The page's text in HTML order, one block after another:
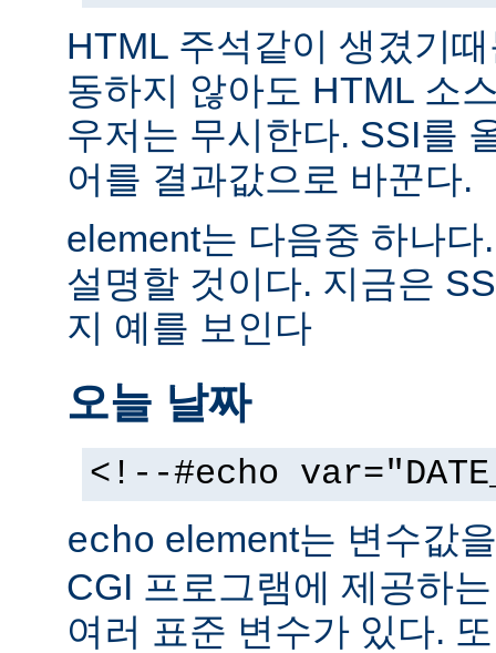
HTML 주석같이 생겼기
동하지 않아도 HTML 소
우저는 무시한다. SSI를
어를 결과값으로 바꾼다.
element는 다음중 하나
설명할 것이다. 지금은
지 예를 보인다
오늘 날짜
<!--#echo
echo element는 변수값
CGI 프로그램에 제공하
여러 표준 변수가 있다.